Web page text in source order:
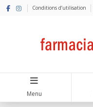
Conditions d’utilisation
Menu